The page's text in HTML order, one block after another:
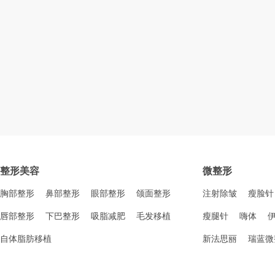
整形美容
胸部整形 鼻部整形 眼部整形 颌面整形
唇部整形 下巴整形 吸脂减肥 毛发移植
自体脂肪移植
微整形
注射除皱 瘦脸针
瘦腿针 嗨体
新法思丽 瑞蓝